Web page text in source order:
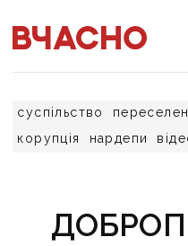
суспільство
корупція
нардепи